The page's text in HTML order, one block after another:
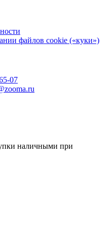
файлов cookie («куки»)
07
наличными при